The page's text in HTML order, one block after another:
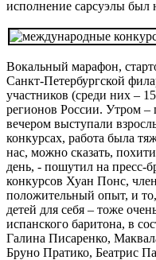
исполнение сарсуэлы был
Вокальный марафон,
Санкт-Петербургской
участников (среди них –
регионов России. Утром
вечером выступали
конкурсах, работа была
нас, можно сказать,
день, - пошутил на пресс-
конкурсов Хуан Понс,
положительный опыт, и
детей для себя – тоже
испанского баритона, в
Галина Писаренко,
Бруно Пратико, Беатрис